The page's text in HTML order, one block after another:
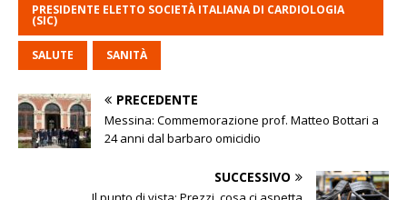
PRESIDENTE ELETTO SOCIETÀ ITALIANA DI CARDIOLOGIA
(SIC)
SALUTE SANITÀ
PRECEDENTE
Messina: Commemorazione prof. Matteo Bottari a
24 anni dal barbaro omicidio
SUCCESSIVO